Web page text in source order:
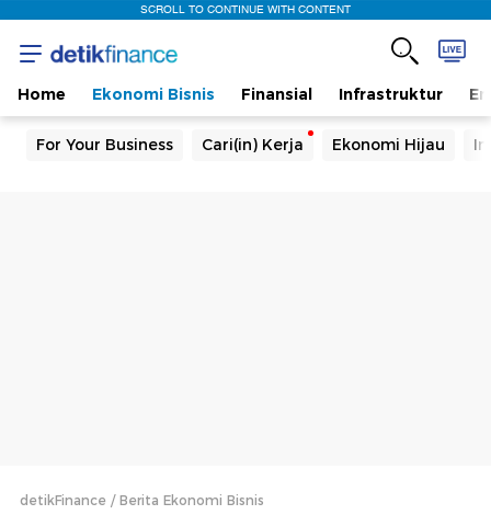
SCROLL TO CONTINUE WITH CONTENT
Home Ekonomi Bisnis Finansial Infrastruktur
For Your Business Cari(in) Kerja Ekonomi Hijau
detikFinance Berita Ekonomi Bisnis